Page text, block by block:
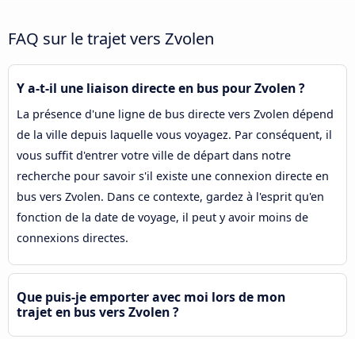
FAQ sur le trajet vers Zvolen
Y a-t-il une liaison directe en bus pour Zvolen ?
La présence d'une ligne de bus directe vers Zvolen dépend
de la ville depuis laquelle vous voyagez. Par conséquent, il
vous suffit d'entrer votre ville de départ dans notre
recherche pour savoir s'il existe une connexion directe en
bus vers Zvolen. Dans ce contexte, gardez à l'esprit qu'en
fonction de la date de voyage, il peut y avoir moins de
connexions directes.
Que puis-je emporter avec moi lors de mon
trajet en bus vers Zvolen ?